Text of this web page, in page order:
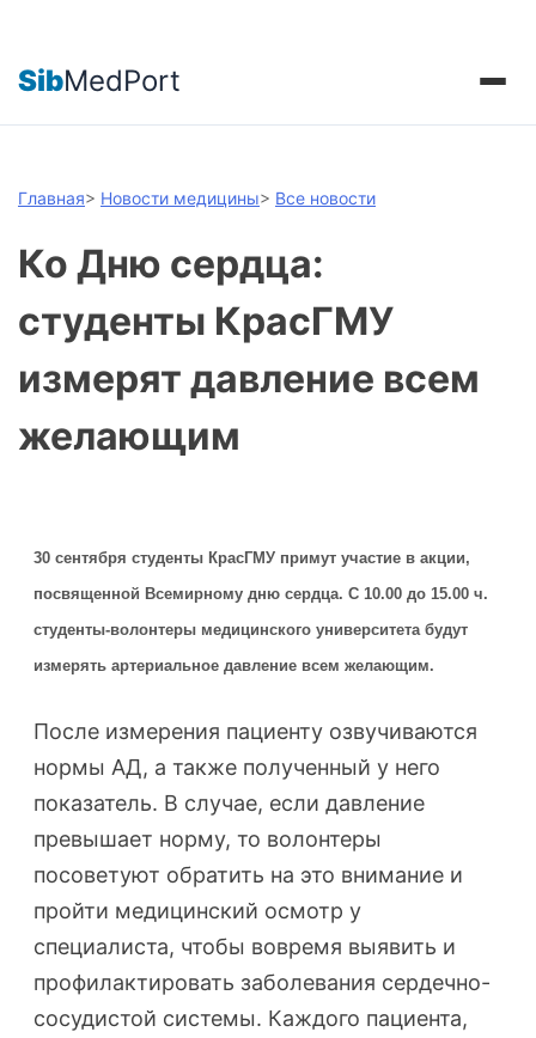
SibMedPort
Главная> Новости медицины> Все новости
Ко Дню сердца:
студенты КрасГМУ
измерят давление всем
желающим
30 сентября студенты КрасГМУ примут участие в акции,
посвященной Всемирному дню сердца. С 10.00 до 15.00 ч.
студенты-волонтеры медицинского университета будут
измерять артериальное давление всем желающим.
После измерения пациенту озвучиваются
нормы АД, а также полученный у него
показатель. В случае, если давление
превышает норму, то волонтеры
посоветуют обратить на это внимание и
пройти медицинский осмотр у
специалиста, чтобы вовремя выявить и
профилактировать заболевания сердечно-
сосудистой системы. Каждого пациента,